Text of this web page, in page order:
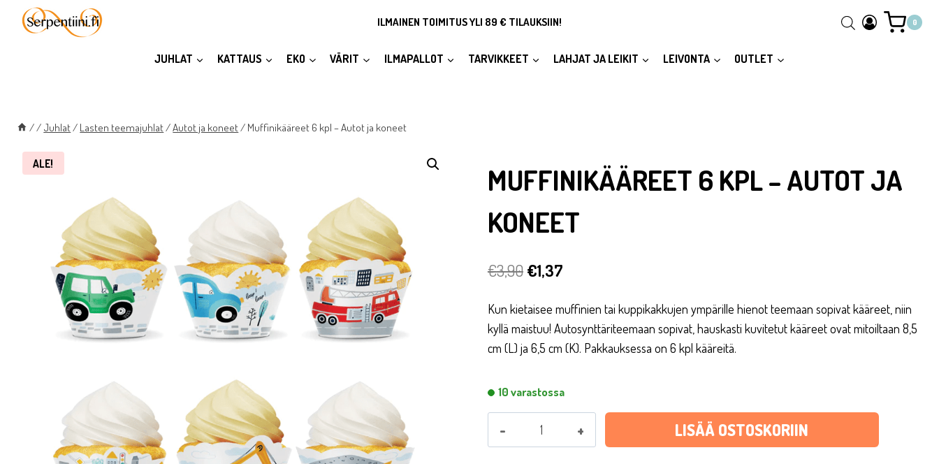
sisältöön
ILMAINEN TOIMITUS YLI 89 € TILAUKSIIN! 0
JUHLAT KATTAUS EKO VÄRIT ILMAPALLOT TARVIKKEET LAHJAT JA LEIKIT LEIVONTA OUTLET
/ / Juhlat / Lasten teemajuhlat /Autot ja koneet / Muffinikääreet 6 kpl – Autot ja koneet
ALE!
MUFFINIKÄÄREET 6 KPL – AUTOT JA
KONEET
€3,90 Alkuperäinen
oli:
€3,90.
€1,37Nykyinen
on:
€1,37.
Kun kietaisee muffinien tai kuppikakkujen ympärille hienot teemaan sopivat kääreet, niin
kyllä maistuu! Autosynttäriteemaan sopivat, hauskasti kuvitetut kääreet ovat mitoiltaan 8,5
cm (L) ja 6,5 cm (K). Pakkauksessa on 6 kpl kääreitä.
10 varastossa
Muffinikääreet
6
LISÄÄ OSTOSKORIIN